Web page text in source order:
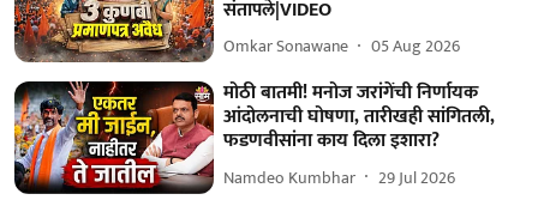
संतापले|VIDEO
Omkar Sonawane 05 Aug 2026
मोठी बातमी! मनोज जरांगेंची निर्णायक
आंदोलनाची घोषणा, तारीखही सांगितली,
फडणवीसांना काय दिला इशारा?
Namdeo Kumbhar 29 Jul 2026